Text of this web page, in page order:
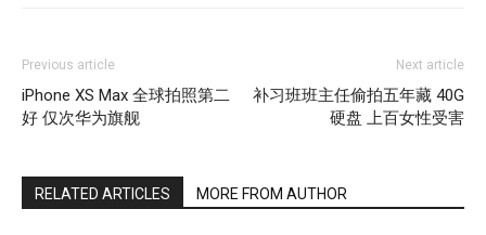
Previous article
iPhone XS Max 全球拍照第二
好 仅次华为旗舰
Next article
补习班班主任偷拍五年藏 40G
硬盘 上百女性受害
RELATED ARTICLES MORE FROM AUTHOR